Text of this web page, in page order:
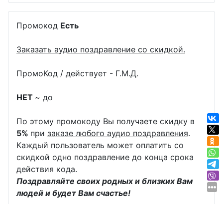
Промокод Есть
Заказать аудио поздравление со скидкой.
ПромоКод / действует - Г.М.Д.
НЕТ ~ до
По этому промокоду Вы получаете скидку в
5% при заказе любого аудио поздравления.
Каждый пользователь может оплатить со
скидкой одно поздравление до конца срока
действия кода.
Поздравляйте своих родных и близких Вам
людей и будет Вам счастье!